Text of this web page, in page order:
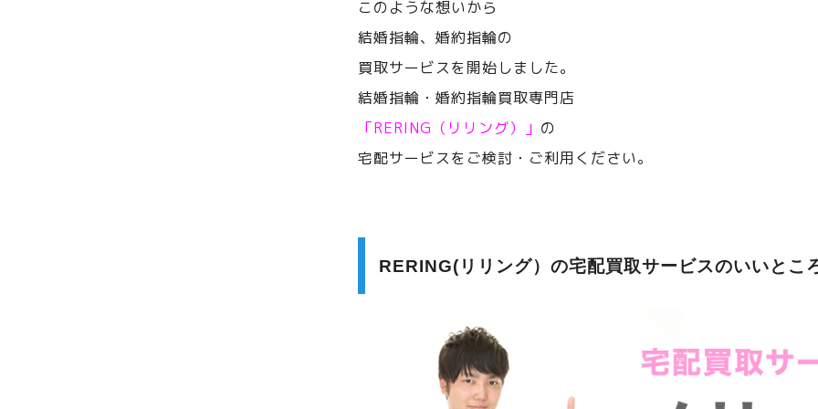
このような想いから
結婚指輪、婚約指輪の
買取サービスを開始しました。
結婚指輪・婚約指輪買取専門店
「RERING（リリング）」 の
宅配サービスをご検討・ご利用ください。
RERING(リリング）の宅配買取サービスのいいとこ